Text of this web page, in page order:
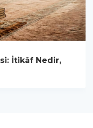
İtikâf Nedir,